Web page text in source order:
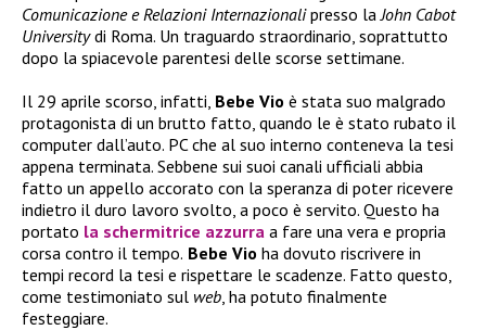
Comunicazione e Relazioni Internazionalipresso la John Cabot
Universitydi Roma. Un traguardo straordinario, soprattutto
dopo la spiacevole parentesi delle scorse settimane.
Il 29 aprile scorso, infatti, Bebe Vio è stata suo malgrado
protagonista di un brutto fatto, quando le è stato rubato il
computer dall’auto. PC che al suo interno conteneva la tesi
appena terminata. Sebbene sui suoi canali ufficiali abbia
fatto un appello accorato con la speranza di poter ricevere
indietro il duro lavoro svolto, a poco è servito. Questo ha
portato la schermitrice azzurra a fare una vera e propria
corsa contro il tempo. Bebe Vio ha dovuto riscrivere in
tempi record la tesi e rispettare le scadenze. Fatto questo,
come testimoniato sul web , ha potuto finalmente
festeggiare.